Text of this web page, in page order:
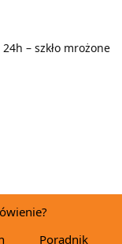
– szkło mrożone
Poradnik